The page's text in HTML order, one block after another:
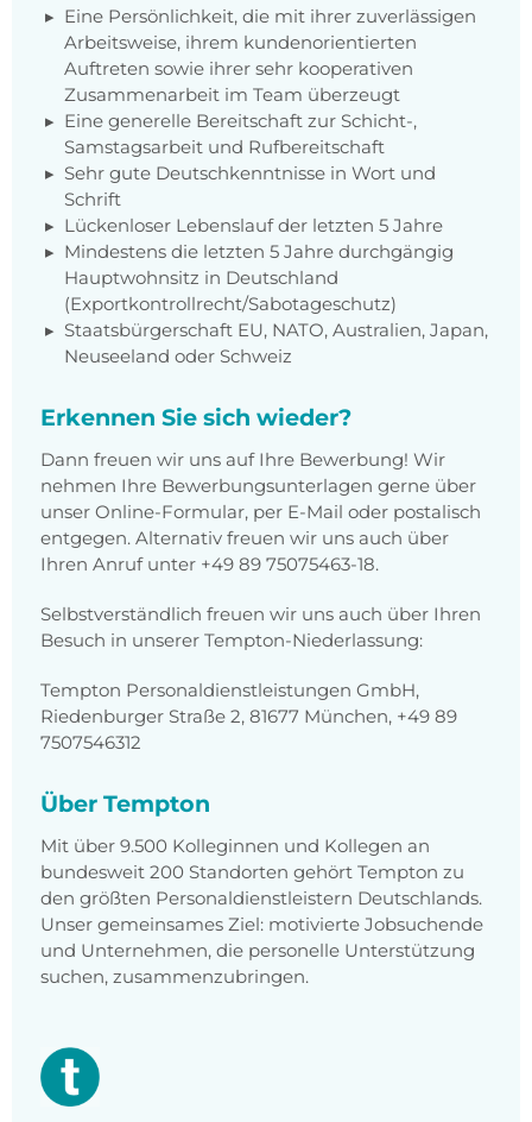
Eine Persönlichkeit, die mit ihrer zuverlässigen
Arbeitsweise, ihrem kundenorientierten
Auftreten sowie ihrer sehr kooperativen
Zusammenarbeit im Team überzeugt
Eine generelle Bereitschaft zur Schicht-,
Samstagsarbeit und Rufbereitschaft
Sehr gute Deutschkenntnisse in Wort und
Schrift
Lückenloser Lebenslauf der letzten 5 Jahre
Mindestens die letzten 5 Jahre durchgängig
Hauptwohnsitz in Deutschland
(Exportkontrollrecht/Sabotageschutz)
Staatsbürgerschaft EU, NATO, Australien, Japan,
Neuseeland oder Schweiz
Erkennen Sie sich wieder?
Dann freuen wir uns auf Ihre Bewerbung! Wir
nehmen Ihre Bewerbungsunterlagen gerne über
unser Online-Formular, per E-Mail oder postalisch
entgegen. Alternativ freuen wir uns auch über
Ihren Anruf unter +49 89 75075463-18.
Selbstverständlich freuen wir uns auch über Ihren
Besuch in unserer Tempton-Niederlassung:
Tempton Personaldienstleistungen GmbH,
Riedenburger Straße 2, 81677 München, +49 89
7507546312
Über Tempton
Mit über 9.500 Kolleginnen und Kollegen an
bundesweit 200 Standorten gehört Tempton zu
den größten Personaldienstleistern Deutschlands.
Unser gemeinsames Ziel: motivierte Jobsuchende
und Unternehmen, die personelle Unterstützung
suchen, zusammenzubringen.